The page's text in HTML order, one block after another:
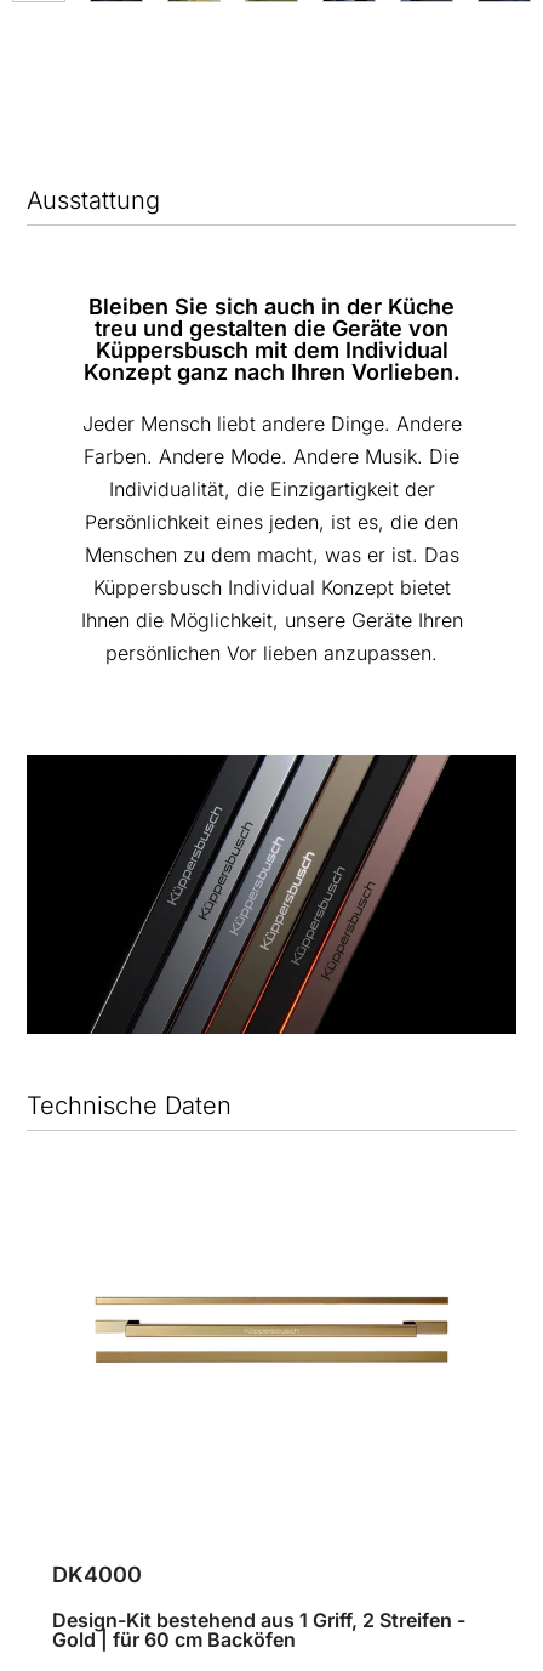
Ausstattung
Bleiben Sie sich auch in der Küche
treu und gestalten die Geräte von
Küppersbusch mit dem Individual
Konzept ganz nach Ihren Vorlieben.
Jeder Mensch liebt andere Dinge. Andere
Farben. Andere Mode. Andere Musik. Die
Individualität, die Einzigartigkeit der
Persönlichkeit eines jeden, ist es, die den
Menschen zu dem macht, was er ist. Das
Küppersbusch Individual Konzept bietet
Ihnen die Möglichkeit, unsere Geräte Ihren
persönlichen Vor lieben anzupassen.
Technische Daten
DK4000
Design-Kit bestehend aus 1 Griff, 2 Streifen -
Gold | für 60 cm Backöfen